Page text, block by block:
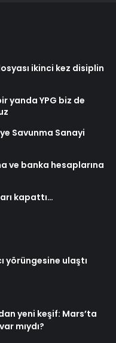
ikinci kez disiplin
yanda YPG biz de
Savunma Sanayi
ve banka hesaplarına
kapattı…
yörüngesine ulaştı
yeni keşif: Mars’ta
mıydı?